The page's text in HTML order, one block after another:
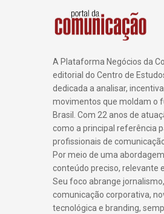
A Plataforma Negócios da
editorial do Centro de
dedicada a analisar,
movimentos que moldam o
Brasil. Com 22 anos de
como a principal referência
profissionais de
Por meio de uma
conteúdo preciso, relevante
Seu foco abrange
comunicação corporativa,
tecnológica e branding,